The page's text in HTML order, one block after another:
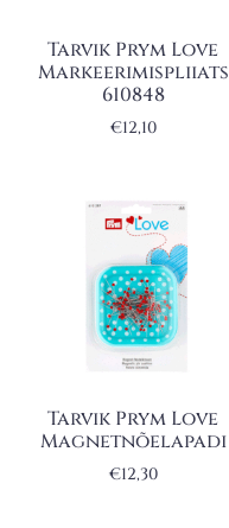
Tarvik Prym Love
Markeerimispliiats
610848
€12,10
Tarvik Prym Love
Magnetnõelapadi
€12,30